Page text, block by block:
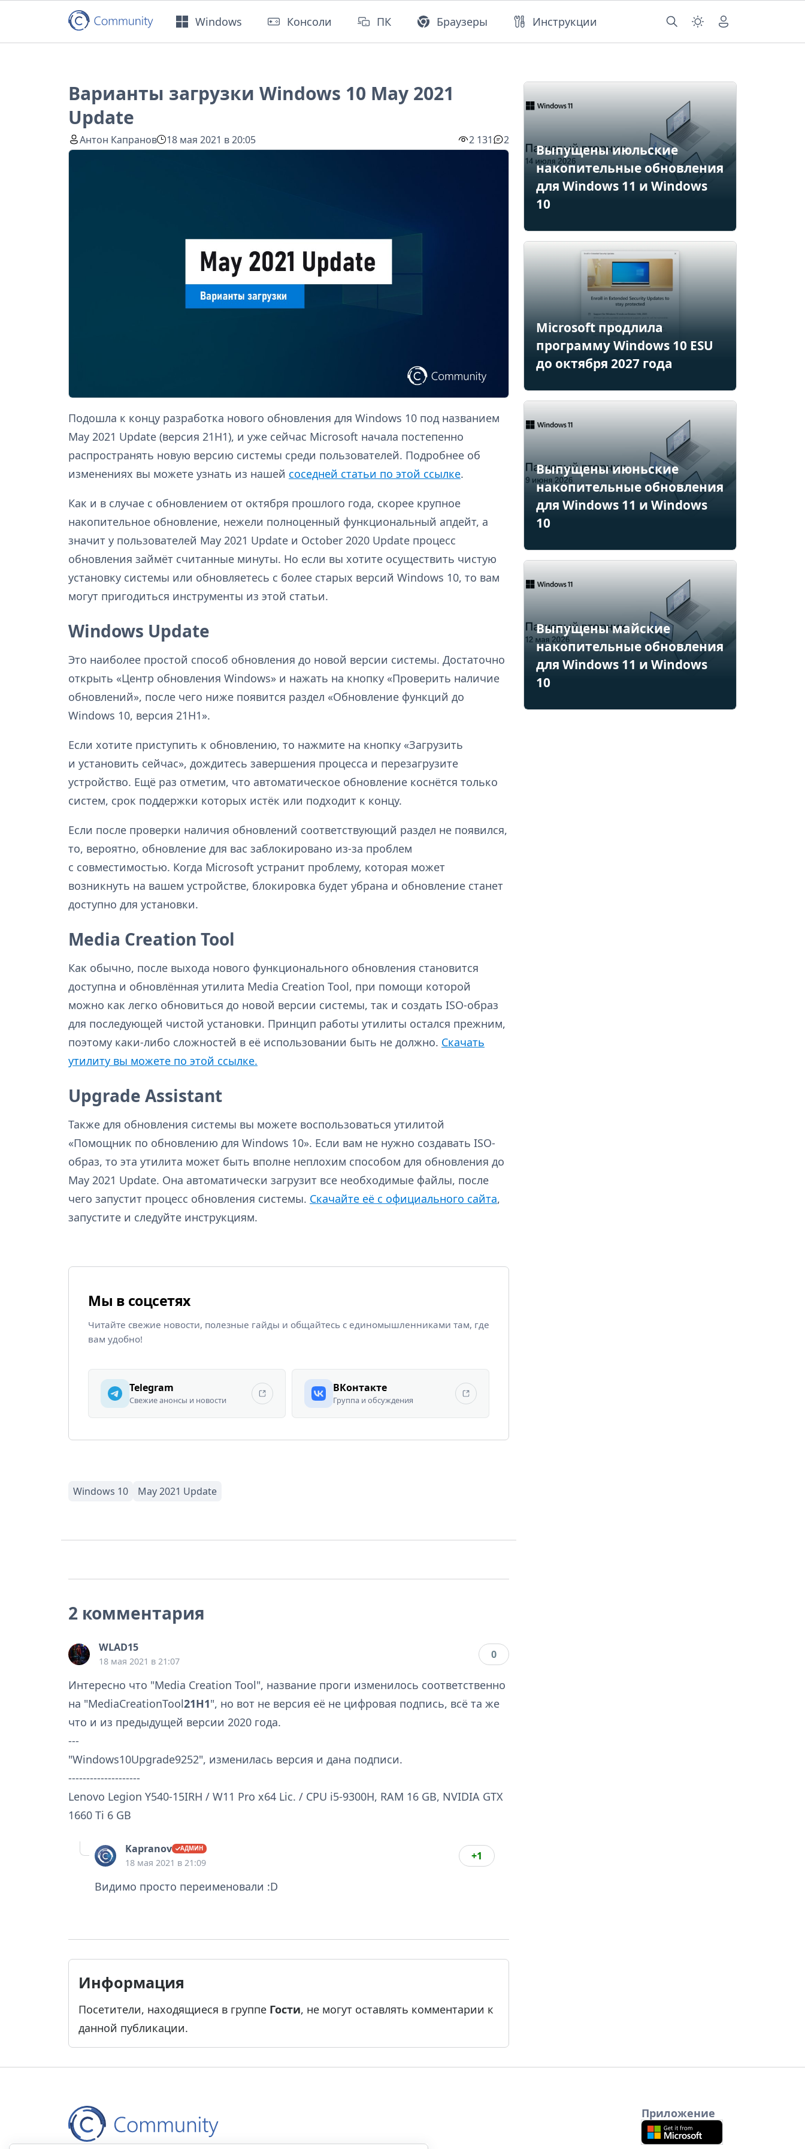
Windows Консоли ПК Браузеры Инструкции
Варианты загрузки Windows 10 May 2021
Update
Антон Капранов 18 мая 2021 в 20:05 2 131 2
Подошла к концу разработка нового обновления для Windows 10 под названием
May 2021 Update (версия 21H1), и уже сейчас Microsoft начала постепенно
распространять новую версию системы среди пользователей. Подробнее об
изменениях вы можете узнать из нашей соседней статьи по этой ссылке.
Как и в случае с обновлением от октября прошлого года, скорее крупное
накопительное обновление, нежели полноценный функциональный апдейт, а
значит у пользователей May 2021 Update и October 2020 Update процесс
обновления займёт считанные минуты. Но если вы хотите осуществить чистую
установку системы или обновляетесь с более старых версий Windows 10, то вам
могут пригодиться инструменты из этой статьи.
Windows Update
Это наиболее простой способ обновления до новой версии системы. Достаточно
открыть «Центр обновления Windows» и нажать на кнопку «Проверить наличие
обновлений», после чего ниже появится раздел «Обновление функций до
Windows 10, версия 21H1».
Если хотите приступить к обновлению, то нажмите на кнопку «Загрузить
и установить сейчас», дождитесь завершения процесса и перезагрузите
устройство. Ещё раз отметим, что автоматическое обновление коснётся только
систем, срок поддержки которых истёк или подходит к концу.
Если после проверки наличия обновлений соответствующий раздел не появился,
то, вероятно, обновление для вас заблокировано из-за проблем
с совместимостью. Когда Microsoft устранит проблему, которая может
возникнуть на вашем устройстве, блокировка будет убрана и обновление станет
доступно для установки.
Media Creation Tool
Как обычно, после выхода нового функционального обновления становится
доступна и обновлённая утилита Media Creation Tool, при помощи которой
можно как легко обновиться до новой версии системы, так и создать ISO-образ
для последующей чистой установки. Принцип работы утилиты остался прежним,
поэтому каки-либо сложностей в её использовании быть не должно. Скачать
утилиту вы можете по этой ссылке.
Upgrade Assistant
Также для обновления системы вы можете воспользоваться утилитой
«Помощник по обновлению для Windows 10». Если вам не нужно создавать ISO-
образ, то эта утилита может быть вполне неплохим способом для обновления до
May 2021 Update. Она автоматически загрузит все необходимые файлы, после
чего запустит процесс обновления системы. Скачайте её с официального сайта,
запустите и следуйте инструкциям.
Мы в соцсетях
Читайте свежие новости, полезные гайды и общайтесь с единомышленниками там, где
вам удобно!
Telegram
Свежие анонсы и новости
ВКонтакте
Группа и обсуждения
2 комментария
WLAD15
18 мая 2021 в 21:07
0
Интересно что "Media Creation Tool", название проги изменилось соответственно
на "MediaCreationTool21H1", но вот не версия её не цифровая подпись, всё та же
что и из предыдущей версии 2020 года.
---
"Windows10Upgrade9252", изменилась версия и дана подписи.
--------------------
Lenovo Legion Y540-15IRH / W11 Pro x64 Lic. / CPU i5-9300H, RAM 16 GB, NVIDIA GTX
1660 Ti 6 GB
Kapranov
18 мая 2021 в 21:09
+1
Видимо просто переименовали :D
Информация
Посетители, находящиеся в группе Гости, не могут оставлять комментарии к
данной публикации.
Выпущены июльские
накопительные обновления
для Windows 11 и Windows
10
Microsoft продлила
программу Windows 10 ESU
до октября 2027 года
Выпущены июньские
накопительные обновления
для Windows 11 и Windows
10
Выпущены майские
накопительные обновления
для Windows 11 и Windows
10
Приложение